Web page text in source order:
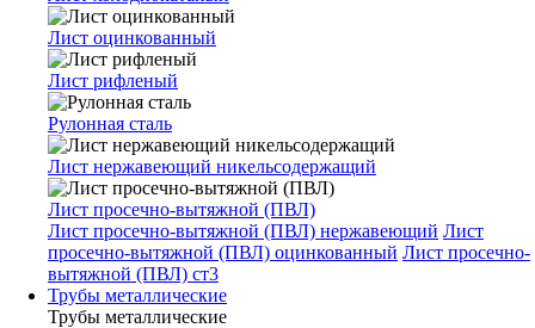
Лист оцинкованный
Лист рифленый
Рулонная сталь
Лист нержавеющий никельсодержащий
Лист просечно-вытяжной (ПВЛ)
Лист просечно-вытяжной (ПВЛ) нержавеющий Лист
просечно-вытяжной (ПВЛ) оцинкованный Лист просечно-
вытяжной (ПВЛ) ст3
Трубы металлические
Трубы металлические